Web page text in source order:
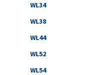
WL34
WL38
WL44
WL52
WL54